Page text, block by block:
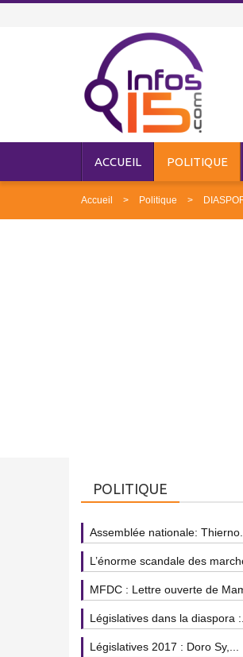
ACCUEIL POLITIQUE
Accueil Politique
POLITIQUE
Assemblée nationale: Thierno...
L’énorme scandale des
MFDC : Lettre ouverte de
Législatives dans la diaspora
Législatives 2017 : Doro Sy,...